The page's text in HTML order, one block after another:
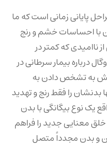
پایانی زمانی است که ما
با احساسات خشم و رنج
که کمتر در
درباره بیمار سرطانی در
به تشخص دادن به
بدنشان را فقط رنج و تهدید
یک نوع بیگانگی با بدن
معنایی جدید را فراهم
و بدن مجدداً متصل